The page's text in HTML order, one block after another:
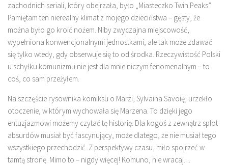
zachodnich seriali, który obejrzała, było „Miasteczko Twin Peaks”.
Pamiętam ten nierealny klimat z mojego dzieciństwa – gęsty, że
można było go kroić nożem. Niby zwyczajna miejscowość,
wypełniona konwencjonalnymi jednostkami, ale tak może zdawać
się tylko wtedy, gdy obserwuje się to od środka. Rzeczywistość Polski
u schyłku komunizmu nie jest dla mnie niczym fenomenalnym – to
coś, co sam przeżyłem.
Na szczęście rysownika komiksu o Marzi, Sylvaina Savoię, urzekło
otoczenie, w którym wychowała się Marzena. To dzięki jego
entuzjazmowi możemy czytać tę historię. Dla kogoś z zewnątrz splot
absurdów musiał być fascynujący, może dlatego, że nie musiał tego
wszystkiego przechodzić. Z perspektywy czasu, miło spojrzeć w
tamtą stronę. Mimo to – nigdy więcej! Komuno, nie wracaj…